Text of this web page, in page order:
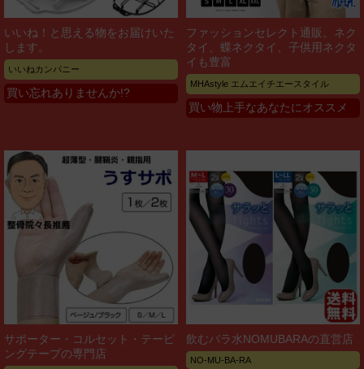
いいね！と思える物をお届けいた
します。
いいねカンパニー
買い忘れありませんか!?
ファッションセレクト通販。ネク
タイ、蝶ネクタイ、子供用ネクタ
イも豊富
MHAstyle エムエイチエースタイル
買い物上手なあなたにオススメ
サポーター・コルセット・テーピ
ングテープの専門店
飲むバラ水NOMUBARAの直営店
NO-MU-BA-RA